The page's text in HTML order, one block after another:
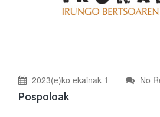
2023(e)ko ekainak 1 No
Pospoloak